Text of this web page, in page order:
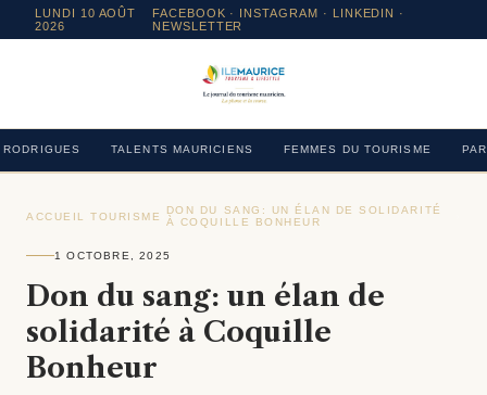
LUNDI 10 AOÛT
2026
FACEBOOK · INSTAGRAM · LINKEDIN ·
NEWSLETTER
RODRIGUES TALENTS MAURICIENS FEMMES DU TOURISME
ACCUEIL ›TOURISME
DON DU SANG: UN ÉLAN DE SOLIDARITÉ
À COQUILLE BONHEUR
1 OCTOBRE, 2025
Don du sang: un élan de
solidarité à Coquille
Bonheur